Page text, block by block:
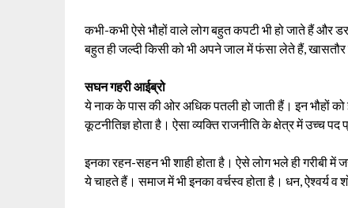
कभी-कभी ऐसे भौहों वाले लोग बहुत कपटी भी हो जाते हैं और
बहुत ही जल्दी किसी को भी अपने जाल में फंसा लेते हैं,
सघन गहरी आईब्रो
ये नाक के पास की ओर अधिक पतली हो जाती हैं। इन भौहों को
कूटनीतिज्ञ होता है। ऐसा व्यक्ति राजनीति के क्षेत्र में उच्च
इनका रहन-सहन भी शाही होता है। ऐसे लोग भले ही गरीबी
ये चाहते हैं। समाज में भी इनका वर्चस्व होता है। धन, ऐश्वर्य